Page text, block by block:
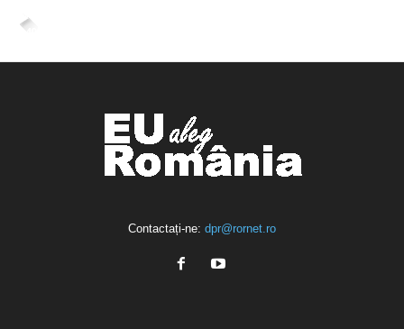
4,400
Contactați-ne: dpr@rornet.ro